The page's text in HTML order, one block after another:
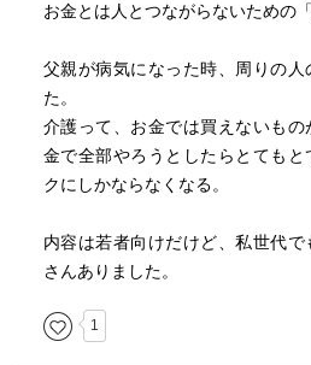
お金とは人とつながらないための
父親が病気になった時、周りの
た。
介護って、お金では買えないも
金で全部やろうとしたらとてもと
クにしかならなくなる。
内容は若者向けだけど、私世代で
さんありました。
1